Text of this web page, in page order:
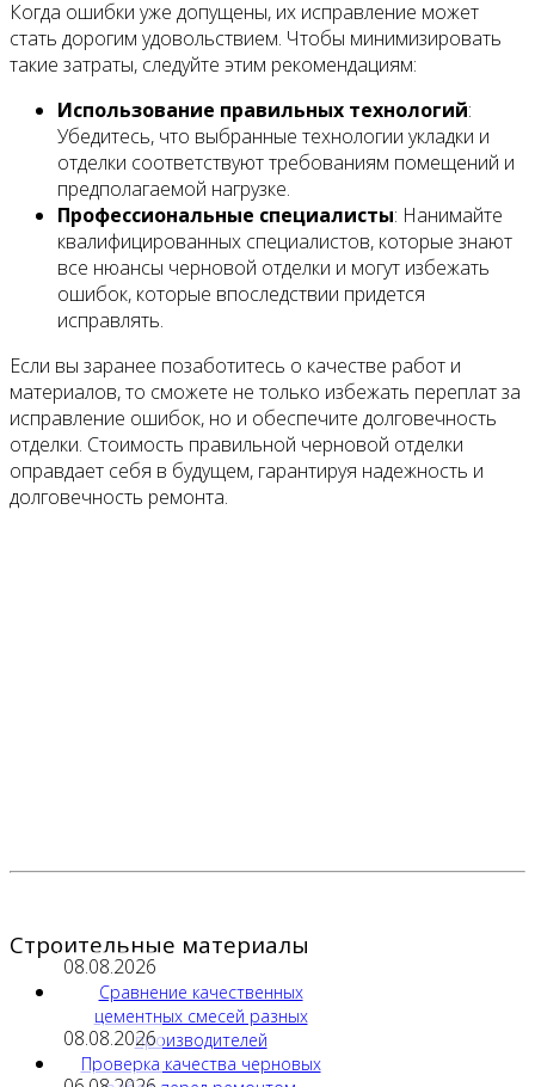
Когда ошибки уже допущены, их исправление может
стать дорогим удовольствием. Чтобы минимизировать
такие затраты, следуйте этим рекомендациям:
Использование правильных технологий:
Убедитесь, что выбранные технологии укладки и
отделки соответствуют требованиям помещений и
предполагаемой нагрузке.
Профессиональные специалисты: Нанимайте
квалифицированных специалистов, которые знают
все нюансы черновой отделки и могут избежать
ошибок, которые впоследствии придется
исправлять.
Если вы заранее позаботитесь о качестве работ и
материалов, то сможете не только избежать переплат за
исправление ошибок, но и обеспечите долговечность
отделки. Стоимость правильной черновой отделки
оправдает себя в будущем, гарантируя надежность и
долговечность ремонта.
Строительные материалы
08.08.2026
Сравнение качественных
цементных смесей разных
производителей
08.08.2026
Проверка качества черновых